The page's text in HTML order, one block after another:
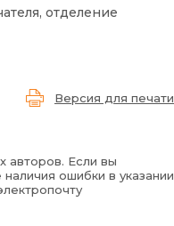
отделение
Версия для печати
авторов. Если вы
ошибки в указании